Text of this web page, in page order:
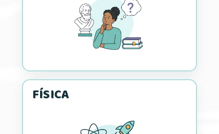
FÍSICA